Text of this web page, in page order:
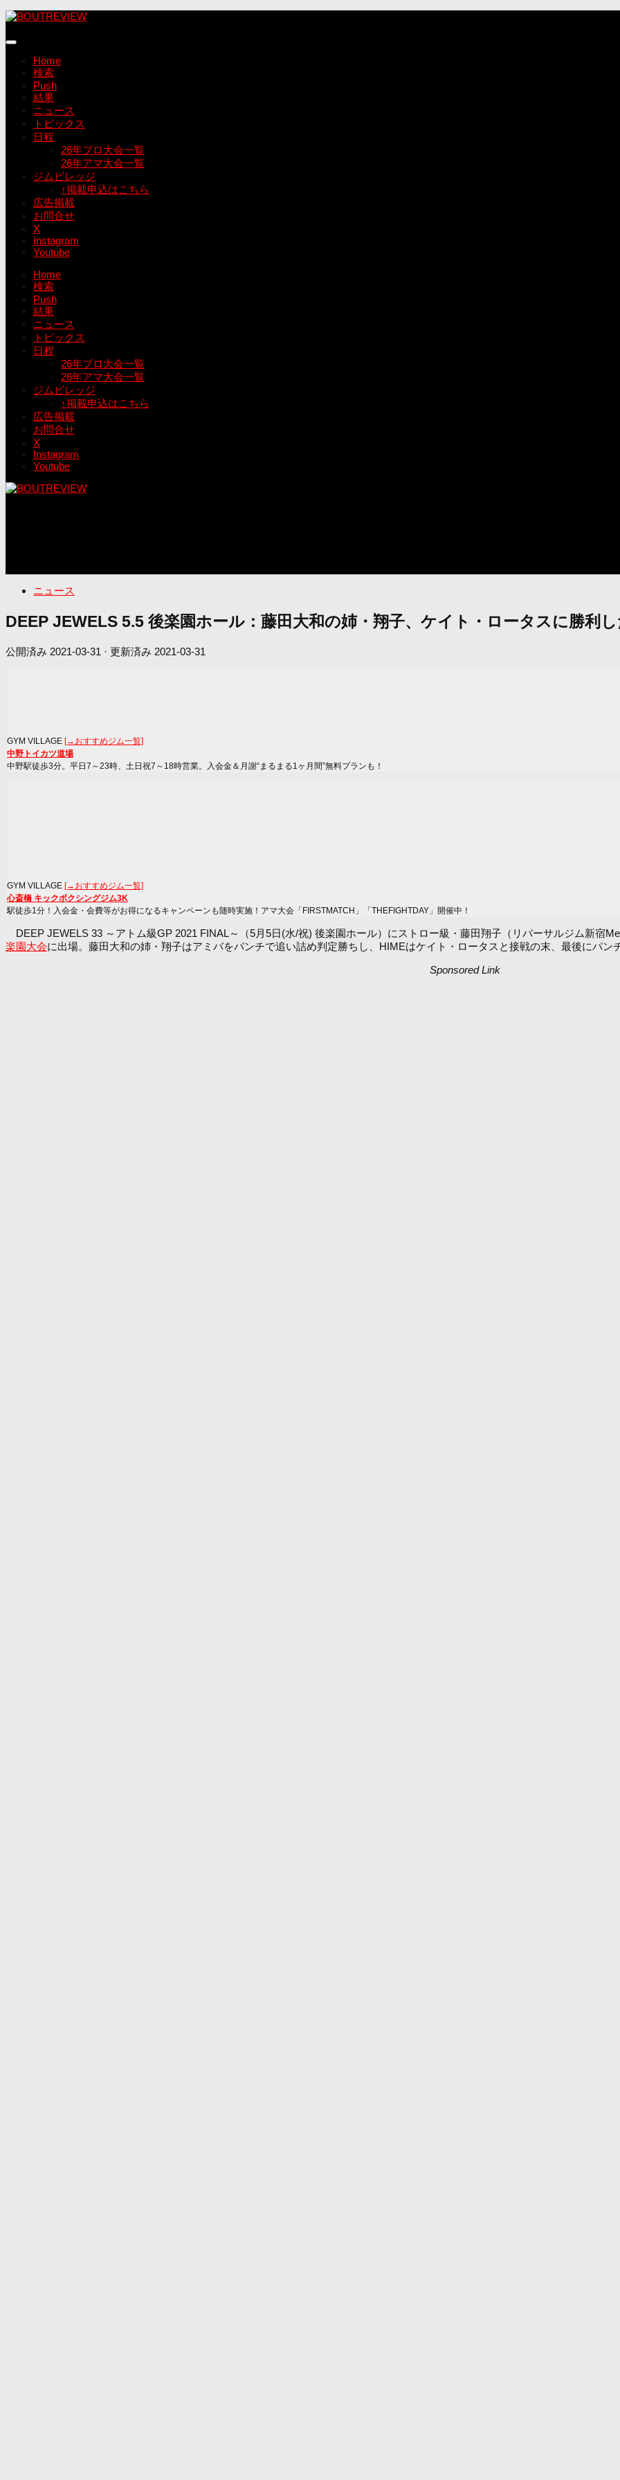
コ
テ
Home
検索
Push
結果
ニュース
トピックス
日程
26年プロ大会一覧
26年アマ大会一覧
ジムビレッジ
↑掲載申込はこちら
広告掲載
お問合せ
X
Instagram
Youtube
Home
検索
Push
結果
ニュース
トピックス
日程
26年プロ大会一覧
26年アマ大会一覧
ジムビレッジ
↑掲載申込はこちら
広告掲載
お問合せ
X
Instagram
Youtube
ニュース
DEEP JEWELS 5.5 後楽園ホール：藤田大和の姉・翔子、ケイト・ロータスに勝利
公開済み 2021-03-31 · 更新済み 2021-03-31
GYM VILLAGE [→おすすめジム一覧]
中野トイカツ道場
中野駅徒歩3分。平日7～23時、土日祝7～18時営業。入会金＆月謝“まるまる1ヶ月間”無料プランも！
GYM VILLAGE [→おすすめジム一覧]
心斎橋 キックボクシングジム3K
駅徒歩1分！入会金・会費等がお得になるキャンペーンも随時実施！アマ大会「FIRSTMATCH」「THEFIGHTDAY」開催中！
DEEP JEWELS 33 ～アトム級GP 2021 FINAL～（5月5日(水/祝) 後楽園ホール）にストロー級・藤田翔子（リバーサルジム新宿
楽園大会に出場。藤田大和の姉・翔子はアミバをパンチで追い詰め判定勝ちし、HIMEはケイト・ロータスと接戦の末、最後にパン
Sponsored Link